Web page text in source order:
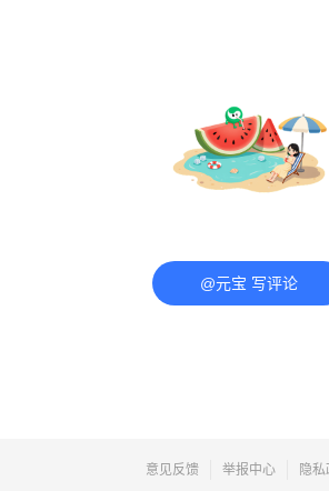
@元宝 写评论
意见反馈 举报中心 隐私